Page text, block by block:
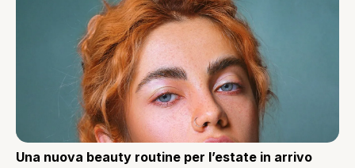
Una nuova beauty routine per l’estate in arrivo